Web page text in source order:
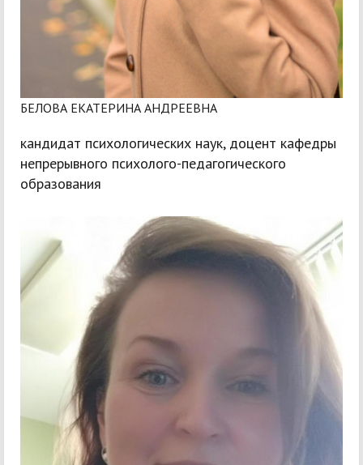
БЕЛОВА ЕКАТЕРИНА АНДРЕЕВНА
кандидат психологических наук, доцент кафедры
непрерывного психолого-педагогического
образования